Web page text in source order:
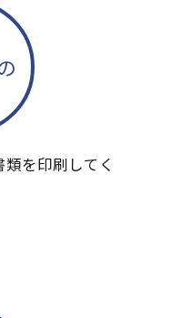
を印刷してく